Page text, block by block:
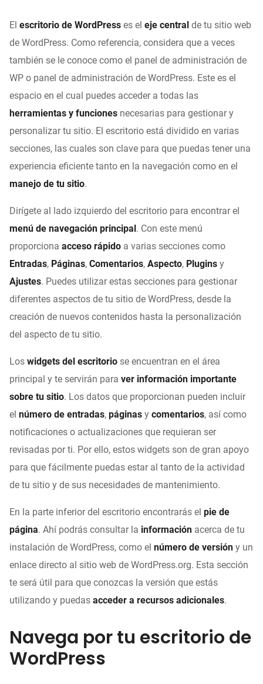
El escritorio de WordPress es el eje central de tu sitio web
de WordPress. Como referencia, considera que a veces
también se le conoce como el panel de administración de
WP o panel de administración de WordPress. Este es el
espacio en el cual puedes acceder a todas las
herramientas y funciones necesarias para gestionar y
personalizar tu sitio. El escritorio está dividido en varias
secciones, las cuales son clave para que puedas tener una
experiencia eficiente tanto en la navegación como en el
manejo de tu sitio.
Dirígete al lado izquierdo del escritorio para encontrar el
menú de navegación principal . Con este menú
proporciona acceso rápido a varias secciones como
Entradas, Páginas, Comentarios, Aspecto, Plugins y
Ajustes. Puedes utilizar estas secciones para gestionar
diferentes aspectos de tu sitio de WordPress, desde la
creación de nuevos contenidos hasta la personalización
del aspecto de tu sitio.
Los widgets del escritorio se encuentran en el área
principal y te servirán para ver información importante
sobre tu sitio. Los datos que proporcionan pueden incluir
el número de entradas, páginas y comentarios, así como
notificaciones o actualizaciones que requieran ser
revisadas por ti. Por ello, estos widgets son de gran apoyo
para que fácilmente puedas estar al tanto de la actividad
de tu sitio y de sus necesidades de mantenimiento.
En la parte inferior del escritorio encontrarás el pie de
página. Ahí podrás consultar la información acerca de tu
instalación de WordPress, como el número de versión y un
enlace directo al sitio web de WordPress.org. Esta sección
te será útil para que conozcas la versión que estás
utilizando y puedas acceder a recursos adicionales.
Navega por tu escritorio de
WordPress